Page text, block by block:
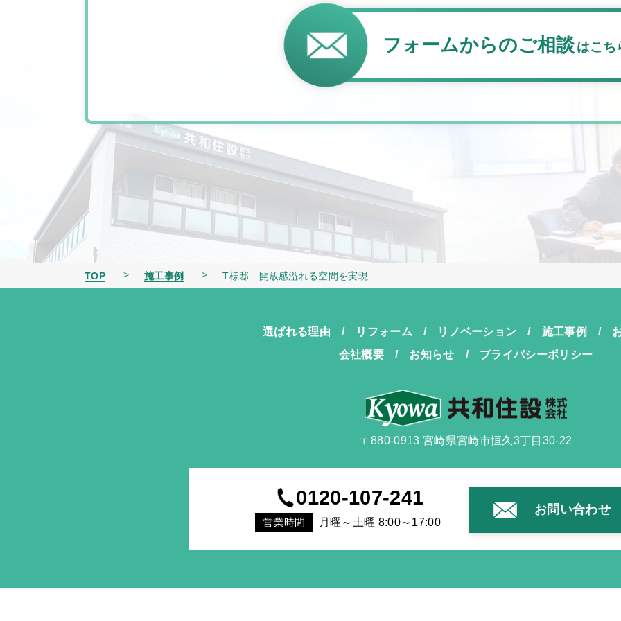
フォームからのご相談 はこち
TOP 施工事例 T様邸 開放感溢れる空間を実現
選ばれる理由 リフォーム リノベーション 施工事例
会社概要
お知らせ プライバシーポリシー
〒880-0913 宮崎県宮崎市恒久3丁目30-22
0120-107-241
営業時間 月曜～土曜 8:00～17:00
お問い合わせ